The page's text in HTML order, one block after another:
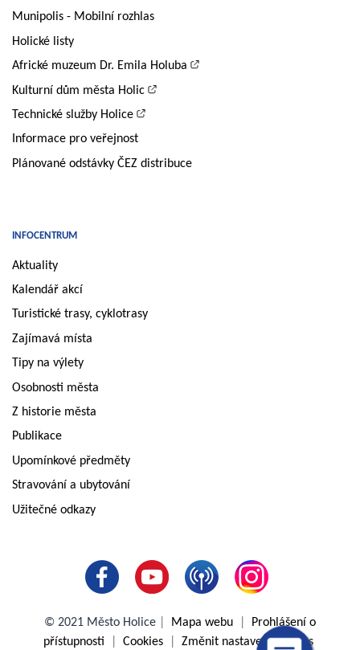
Munipolis - Mobilní rozhlas
Holické listy
Africké muzeum Dr. Emila Holuba
Kulturní dům města Holic
Technické služby Holice
Informace pro veřejnost
Plánované odstávky ČEZ distribuce
INFOCENTRUM
Aktuality
Kalendář akcí
Turistické trasy, cyklotrasy
Zajímavá místa
Tipy na výlety
Osobnosti města
Z historie města
Publikace
Upomínkové předměty
Stravování a ubytování
Užitečné odkazy
© 2021 Město Holice Mapa webu
Prohlášení o
přístupnosti
Cookies Změnit nastavení cookies